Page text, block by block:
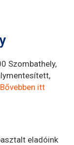
Szombathely,
Bővebben itt
eladóink